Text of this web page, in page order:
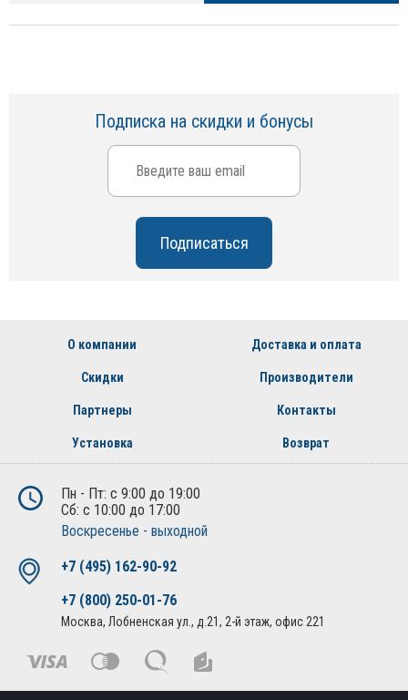
Подписка на скидки и бонусы
О компании Доставка и оплата
Скидки Производители
Партнеры Контакты
Установка Возврат
Пн - Пт: с 9:00 до 19:00
Сб: с 10:00 до 17:00
Воскресенье - выходной
+7 (495) 162-90-92
+7 (800) 250-01-76
Москва, Лобненская ул., д.21, 2-й этаж, офис 221